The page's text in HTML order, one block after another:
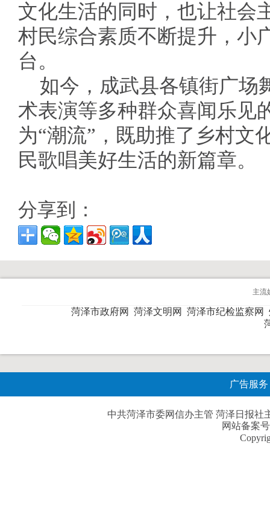
文化生活的同时，也让社会
村民综合素质不断提升，小
台。
如今，成武县各镇街广场
术表演等多种群众喜闻乐见
为“潮流”，既助推了乡村文
民歌唱美好生活的新篇章。
分享到：
主流
菏泽市政府网 菏泽文明网 菏泽市纪检监察网
广告服务
中共菏泽市委网信办主管 菏泽日报社
网站备案